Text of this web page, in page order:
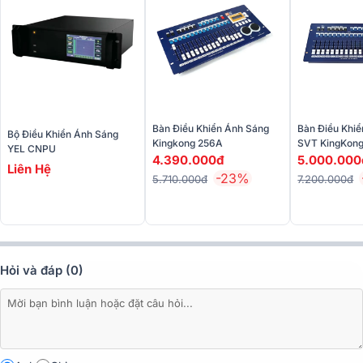
phím và fader được bố trí khoa học, giúp thao tác thuận tiện và
chính xác trong mọi tình huống.
Màn hình cảm ứng TFT kép
Bộ Điều Khiển Ánh Sáng
YEL CNPU
Liên Hệ
Bàn Điều Khiển Ánh Sáng
Kingkong 256A
4.390.000đ
5.710.000đ -23%
Bàn Điều
SVT
7.200.000đ
Hỏi và đáp (0)